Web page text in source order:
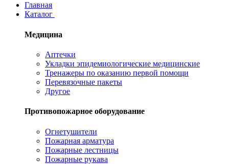
Главная
Каталог
Медицина
Аптечки
Укладки эпидемиологические медицинские
Тренажеры по оказанию первой помощи
Перевязочные пакеты
Другое
Противопожарное оборудование
Огнетушители
Пожарная арматура
Пожарные лестницы
Пожарные рукава